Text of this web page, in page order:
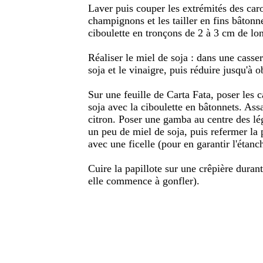
Laver puis couper les extrémités des
champignons et les tailler en fins
ciboulette en tronçons de 2 à 3 cm de
Réaliser le miel de soja : dans une
soja et le vinaigre, puis réduire jusqu'à
Sur une feuille de Carta Fata, poser les
soja avec la ciboulette en bâtonnets.
citron. Poser une gamba au centre des
un peu de miel de soja, puis refermer
avec une ficelle (pour en garantir
Cuire la papillote sur une crêpière
elle commence à gonfler).